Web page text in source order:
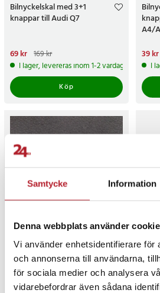
Samtycke Information
Denna webbplats använder
Vi använder enhetsidentifierare för
och annonserna till användarna,
för sociala medier och analysera
vidarebefordrar även sådana
Bilnyckelskal med 3+1
knappar till Audi Q7
Nuvarande pris
pris:169 kr
69 kr 169 kr
I lager, levereras inom 1-2 vardagar
Köp
A4/
pris:
39 kr
I
Bilnyckelskal med 3
knappar till Audi
A4/A5/A6/.VVDI.
Nuvarande pris:39 krTidigare
39 kr 99 kr
A5
49 kr